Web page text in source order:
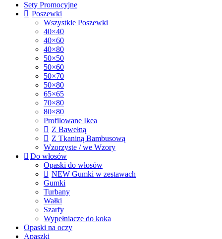
Sety Promocyjne
Poszewki
Wszystkie Poszewki
40×40
40×60
40×80
50×50
50×60
50×70
50×80
65×65
70×80
80×80
Profilowane Ikea
Z Bawełną
Z Tkaniną Bambusową
Wzorzyste / we Wzory
Do włosów
Opaski do włosów
NEW Gumki w zestawach
Gumki
Turbany
Wałki
Szarfy
Wypełniacze do koka
Opaski na oczy
Apaszki